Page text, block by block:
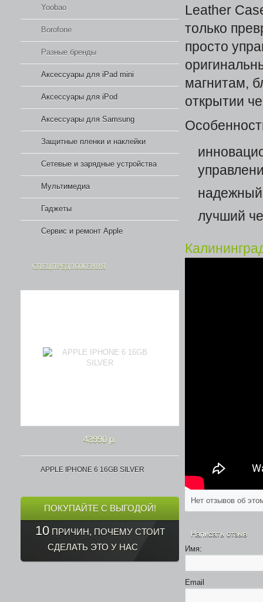
Leather
только
просто
магнитам,
открытии
лучший
Нет отзывов об
Написать отзыв
Имя:
Email
Yoobao
Borofone
Разные бренды
Аксессуары для iPad mini
Аксессуары для iPod
Аксессуары для Samsung
Защитные пленки и наклейки
Сетевые и зарядные устройства
Мультимедиа
Гаджеты
Сервис и ремонт Apple
СПЕЦПРЕДЛОЖЕНИЯ
43990 р.
APPLE IPHONE 6 16GB SILVER
ПОКУПАЙТЕ С ВЫГОДОЙ!
10ПРИЧИН, ПОЧЕМУ СТОИТ
СДЕЛАТЬ ЭТО У НАС